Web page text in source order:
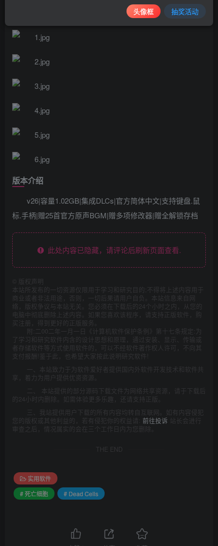
版本介绍
v26|容量1.02GB|集成DLCs|官方简体中文|支持键盘.鼠
标.手柄|赠25首官方原声BGM|赠多项修改器|赠全解锁存档
此处内容已隐藏，请评论后刷新页面查看.
版权声明
本站所发布的一切资源仅限用于学习和研究目的;不得将上述内容用于
商业或者非法用途，否则，一切后果请用户自负。本站信息来自网
络，版权争议与本站无关。您必须在下载后的24个小时之内，从您的
电脑中彻底删除上述内容。如果您喜欢该程序，请支持正版软件，购
买注册，得到更好的正版服务。
附:二00二年一月一日《计算机软件保护条例》第十七条规定:为
了学习和研究软件内含的设计思想和原理，通过安装、显示、传输或
者存储软件等方式使用软件的，可以不经软件著作权人许可，不向其
支付报酬!鉴于此，也希望大家按此说明研究软件!
一、本站致力于为软件爱好者提供国内外软件开发技术和软件共
享，着力为用户提供优资资源。
二、 本站提供的部分源码下载文件为网络共享资源，请于下载后
的24小时内删除。如需体验更多乐趣，还请支持正版。
三、我站提供用户下载的所有内容均转自互联网。如有内容侵犯
您的版权或其他利益的，若有侵犯你的权益请: 前往投诉 站长会进行
审查之后，情况属实的会在三个工作日内为您删除。
THE END
实用软件
# 死亡细胞
# Dead Cells
头像框 抽奖活动